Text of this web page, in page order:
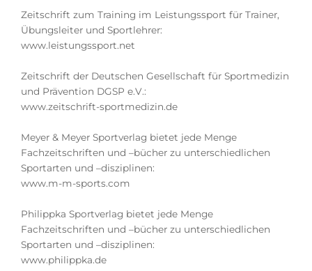
Zeitschrift zum Training im Leistungssport für Trainer,
Übungsleiter und Sportlehrer:
www.leistungssport.net
Zeitschrift der Deutschen Gesellschaft für Sportmedizin
und Prävention DGSP e.V.:
www.zeitschrift-sportmedizin.de
Meyer & Meyer Sportverlag bietet jede Menge
Fachzeitschriften und –bücher zu unterschiedlichen
Sportarten und –disziplinen:
www.m-m-sports.com
Philippka Sportverlag bietet jede Menge
Fachzeitschriften und –bücher zu unterschiedlichen
Sportarten und –disziplinen:
www.philippka.de